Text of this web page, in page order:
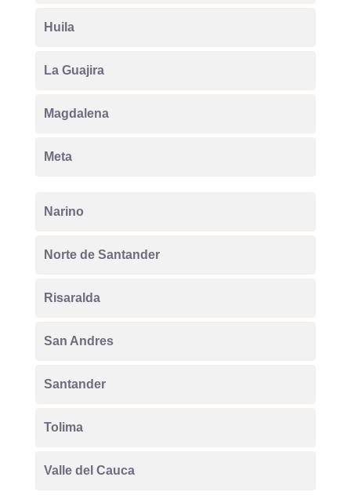
Huila
La Guajira
Magdalena
Meta
Narino
Norte de Santander
Risaralda
San Andres
Santander
Tolima
Valle del Cauca